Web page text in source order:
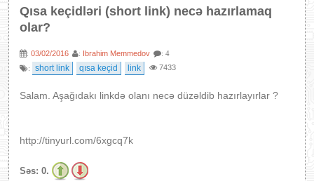
PROQRAMLAR
Qısa keçidləri (short link) necə hazırlamaq
olar?
: 03/02/2016 : Ibrahim Memmedov
: 4
:
short link qısa keçid link 7433
Salam. Aşağıdakı linkdə olanı necə düzəldib hazırlayırlar ?
http://tinyurl.com/6xgcq7k
Səs: 0.